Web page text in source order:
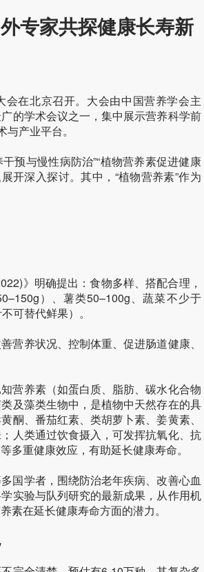
专家共探健康长寿新
在北京召开。大会由中国营养学会主
的学术会议之一，集中展示营养科学前
产业平台。
预与慢性病防治”“植物营养素促进健康
开深入探讨。其中，“植物营养素”作为
》明确提出：食物多样、搭配合理，
）、薯类50–100g、蔬菜不少于
可替代鲜果）。
营养状况、控制体重、促进肠道健康、
营养素（如蛋白质、脂肪、碳水化合物
及藻类生物中，是植物中天然存在的具
酮、番茄红素、类胡萝卜素、姜黄素、
人类通过饮食摄入，可发挥抗氧化、抗
多重健康效应，有助延长健康寿命。
国学者，围绕防治老年疾病、改善心血
实验与队列研究的最新成果，从作用机
素在延长健康寿命方面的潜力。